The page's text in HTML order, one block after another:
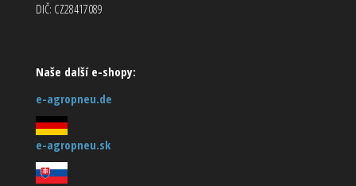
DIČ: CZ28417089
Naše další e-shopy:
e-agropneu.de
e-agropneu.sk